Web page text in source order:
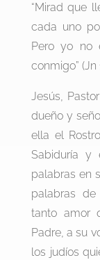
“Mirad que
cada uno
Pero yo no
conmigo” (Jn
Jesús,
dueño y
ella el
Sabiduría y
palabras en
palabras
tanto amor
Padre, a su
los judíos